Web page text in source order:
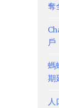
奪
螞
期
人